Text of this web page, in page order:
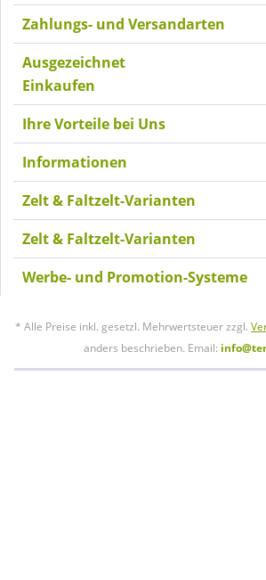
Zahlungs- und Versandarten
Ausgezeichnet
Einkaufen
Ihre Vorteile bei Uns
Informationen
Zelt & Faltzelt-Varianten
Zelt & Faltzelt-Varianten
Werbe- und Promotion-Systeme
* Alle Preise inkl. gesetzl. Mehrwertsteuer zzgl.
anders beschrieben. Email: